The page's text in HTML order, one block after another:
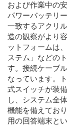
および作業中の
パワーバッテリ
一致するアクリ
造の観察がより
ットフォームは
ステム」などの
す。接続ケーブ
なっています。
式スイッチが装
し、システム全
機能を備えてお
用の回答端末と